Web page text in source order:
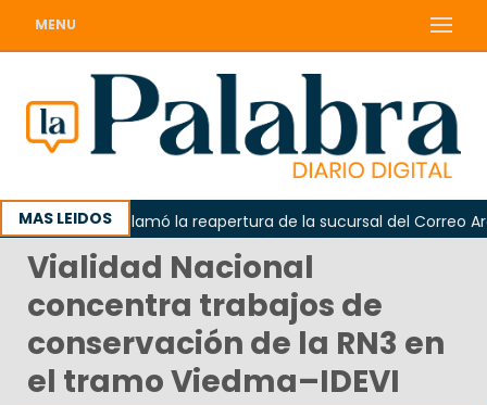
MENU
MAS LEIDOS
Odarda reclamó la reapertura de la sucursal del Correo
Vialidad Nacional
concentra trabajos de
conservación de la RN3 en
el tramo Viedma–IDEVI